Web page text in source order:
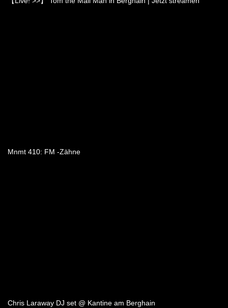
Mnmt 410: FM -Zähne
Chris Laraway DJ set @ Kantine am Berghain